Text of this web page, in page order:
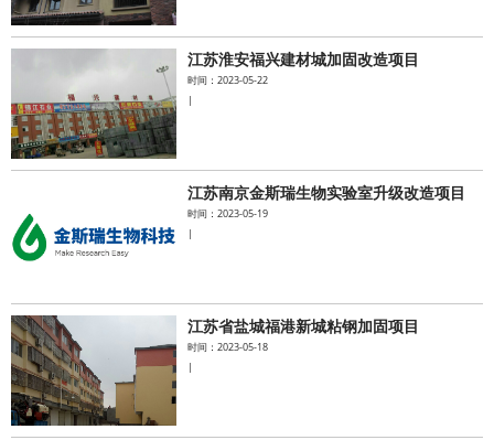
江苏淮安福兴建材城加固改造项目
时间：2023-05-22
|
江苏南京金斯瑞生物实验室升级改造项目
时间：2023-05-19
|
江苏省盐城福港新城粘钢加固项目
时间：2023-05-18
|